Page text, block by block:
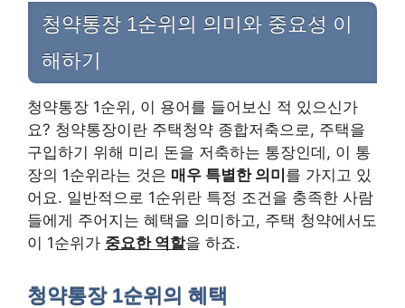
청약통장 1순위의 의미와 중요성 이
해하기
청약통장 1순위, 이 용어를 들어보신 적 있으신가
요? 청약통장이란 주택청약 종합저축으로, 주택을
구입하기 위해 미리 돈을 저축하는 통장인데, 이 통
장의 1순위라는 것은 매우 특별한 의미 를 가지고 있
어요. 일반적으로 1순위란 특정 조건을 충족한 사람
들에게 주어지는 혜택을 의미하고, 주택 청약에서도
이 1순위가 중요한 역할을 하죠.
청약통장 1순위의 혜택